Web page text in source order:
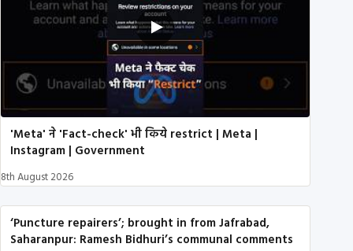
'Meta' ने 'Fact-check' भी किये restrict | Meta |
Instagram | Government
8th August 2026
‘Puncture repairers’; brought in from Jafrabad,
Saharanpur: Ramesh Bidhuri’s communal comments